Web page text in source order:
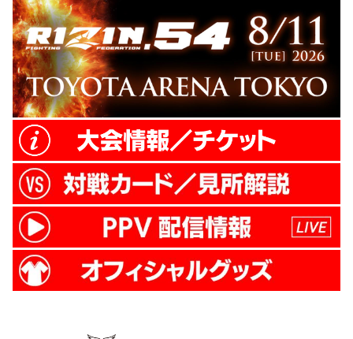
残り20秒、中村はさらにパンチを纏めたと
ころで一刀がダウン！ここでゴングが鳴
り、1R終了。 ROUND 2 ゴング直後、中村
は...